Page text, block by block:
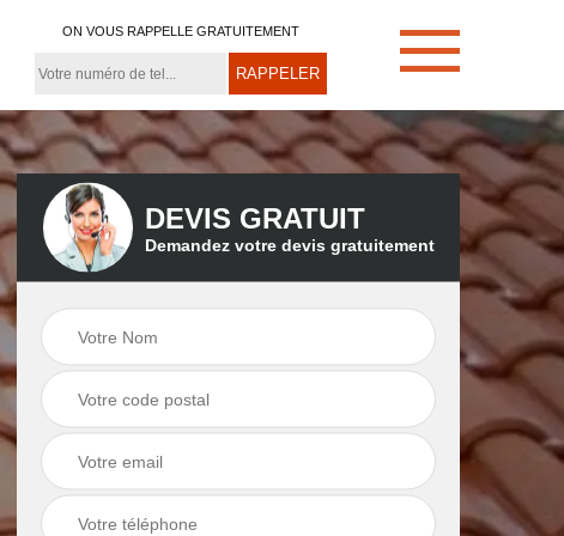
ON VOUS RAPPELLE GRATUITEMENT
Démoussage de
toiture 21
Couvreur zingueur
21
DEVIS GRATUIT
Demandez votre devis gratuitement